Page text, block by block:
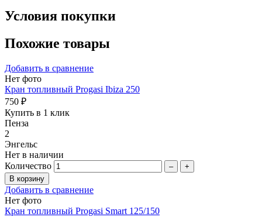
Условия покупки
Похожие товары
Добавить в сравнение
Нет фото
Кран топливный Progasi Ibiza 250
750 ₽
Купить в 1 клик
Пенза
2
Энгельс
Нет в наличии
Количество
– +
Добавить в сравнение
Нет фото
Кран топливный Progasi Smart 125/150